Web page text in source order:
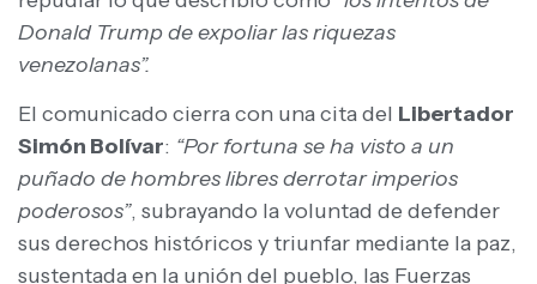
Donald Trump de expoliar las riquezas
venezolanas”.
El comunicado cierra con una cita del Libertador
Simón Bolívar: “Por fortuna se ha visto a un
puñado de hombres libres derrotar imperios
poderosos”, subrayando la voluntad de defender
sus derechos históricos y triunfar mediante la paz,
sustentada en la unión del pueblo, las Fuerzas